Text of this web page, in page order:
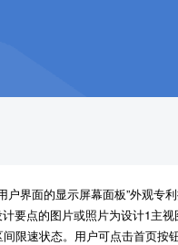
界面的显示屏幕面板”外观专
要点的图片或照片为设计1主
速状态。用户可点击首页按